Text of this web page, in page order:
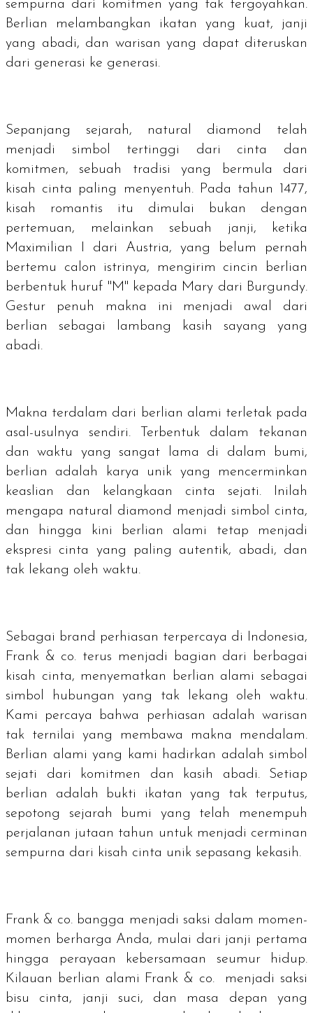
sempurna dari komitmen yang tak tergoyahkan.
Berlian melambangkan ikatan yang kuat, janji
yang abadi, dan warisan yang dapat diteruskan
dari generasi ke generasi.
Sepanjang sejarah, natural diamond telah
menjadi simbol tertinggi dari cinta dan
komitmen, sebuah tradisi yang bermula dari
kisah cinta paling menyentuh. Pada tahun 1477,
kisah romantis itu dimulai bukan dengan
pertemuan, melainkan sebuah janji, ketika
Maximilian I dari Austria, yang belum pernah
bertemu calon istrinya, mengirim cincin berlian
berbentuk huruf "M" kepada Mary dari Burgundy.
Gestur penuh makna ini menjadi awal dari
berlian sebagai lambang kasih sayang yang
abadi.
Makna terdalam dari berlian alami terletak pada
asal-usulnya sendiri. Terbentuk dalam tekanan
dan waktu yang sangat lama di dalam bumi,
berlian adalah karya unik yang mencerminkan
keaslian dan kelangkaan cinta sejati. Inilah
mengapa natural diamond menjadi simbol cinta,
dan hingga kini berlian alami tetap menjadi
ekspresi cinta yang paling autentik, abadi, dan
tak lekang oleh waktu.
Sebagai brand perhiasan terpercaya di Indonesia,
Frank & co. terus menjadi bagian dari berbagai
kisah cinta, menyematkan berlian alami sebagai
simbol hubungan yang tak lekang oleh waktu.
Kami percaya bahwa perhiasan adalah warisan
tak ternilai yang membawa makna mendalam.
Berlian alami yang kami hadirkan adalah simbol
sejati dari komitmen dan kasih abadi. Setiap
berlian adalah bukti ikatan yang tak terputus,
sepotong sejarah bumi yang telah menempuh
perjalanan jutaan tahun untuk menjadi cerminan
sempurna dari kisah cinta unik sepasang kekasih.
Frank & co. bangga menjadi saksi dalam momen-
momen berharga Anda, mulai dari janji pertama
hingga perayaan kebersamaan seumur hidup.
Kilauan berlian alami Frank & co. menjadi saksi
bisu cinta, janji suci, dan masa depan yang